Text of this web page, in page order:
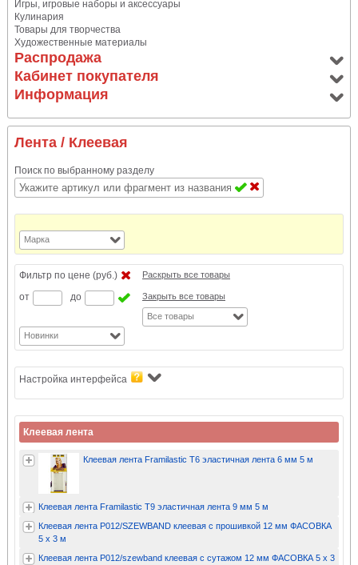
Игры, игровые наборы и аксессуары
Кулинария
Товары для творчества
Художественные материалы
Распродажа
Кабинет покупателя
Информация
Лента / Клеевая
Поиск по выбранному разделу
Марка
Фильтр по цене (руб.)
от
до
Раскрыть все товары
Закрыть все товары
Все товары
Новинки
Настройка интерфейса
Клеевая лента
Клеевая лента Framilastic T6 эластичная лента 6 мм 5 м
Клеевая лента Framilastic T9 эластичная лента 9 мм 5 м
Клеевая лента P012/SZEWBAND клеевая с прошивкой 12 мм ФАСОВКА
5 х 3 м
Клеевая лента P012/szewband клеевая с сутажом 12 мм ФАСОВКА 5 х 3